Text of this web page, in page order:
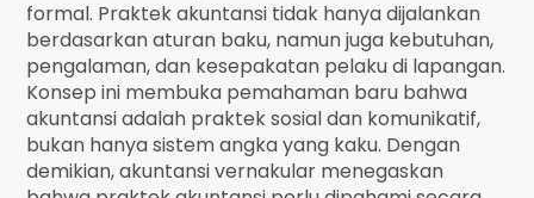
formal. Praktek akuntansi tidak hanya dijalankan
berdasarkan aturan baku, namun juga kebutuhan,
pengalaman, dan kesepakatan pelaku di lapangan.
Konsep ini membuka pemahaman baru bahwa
akuntansi adalah praktek sosial dan komunikatif,
bukan hanya sistem angka yang kaku. Dengan
demikian, akuntansi vernakular menegaskan